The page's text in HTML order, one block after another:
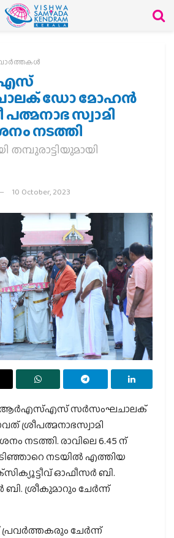
ഡോ മോഹൻ
പത്മനാഭ സ്വാമി
നടത്തി
തമ്പുരാട്ടിയുമായി
10 October, 2023
ആര്‍എസ്എസ് സര്‍സംഘചാലക്
ശ്രീപത്മനാഭസ്വാമി
നടത്തി. രാവിലെ 6.45 ന്
നടയില്‍ എത്തിയ
ഓഫീസര്‍ ബി.
ശ്രീകുമാറും ചേര്‍ന്ന്
ചേര്‍ന്ന്